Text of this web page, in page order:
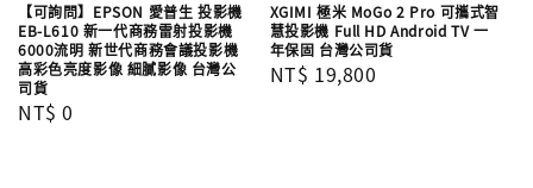
【可詢問】EPSON 愛普生 投影機
EB-L610 新一代商務雷射投影機
6000流明 新世代商務會議投影機
高彩色亮度影像 細膩影像​ 台灣公
司貨
Regular
NT$ 0
XGIMI 極米 MoGo 2 Pro 可攜式智
慧投影機 Full HD Android TV 一
年保固 台灣公司貨
Regular
NT$ 19,800